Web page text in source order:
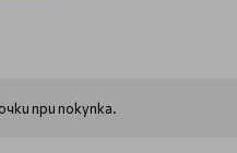
при покупка.